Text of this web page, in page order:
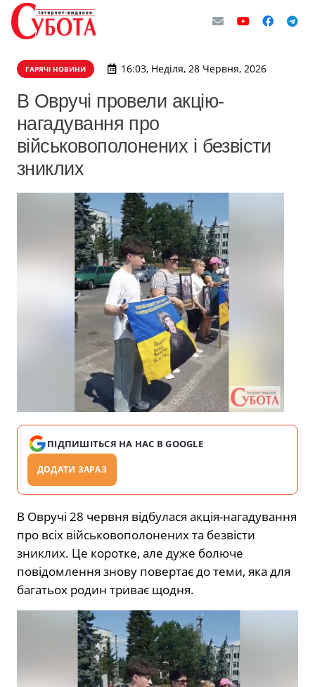
ГАРЯЧІ НОВИНИ 16:03, Неділя, 28 Червня, 2026
В Овручі провели акцію-
нагадування про
військовополонених і безвісти
зниклих
ПІДПИШІТЬСЯ НА НАС В GOOGLE
ДОДАТИ ЗАРАЗ
В Овручі 28 червня відбулася акція-нагадування
про всіх військовополонених та безвісти
зниклих. Це коротке, але дуже болюче
повідомлення знову повертає до теми, яка для
багатьох родин триває щодня.